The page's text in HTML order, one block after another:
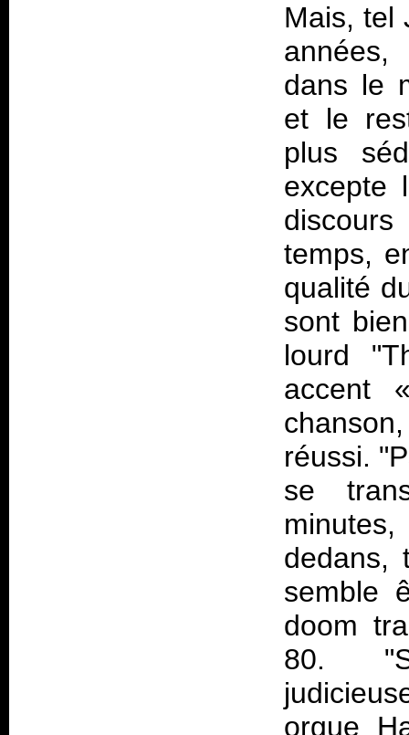
Mais, tel
dans le
et le
plus
excepte
temps,
qualité
sont
lourd
accent
réussi.
se
dedans,
semble
doom
80.
orgue